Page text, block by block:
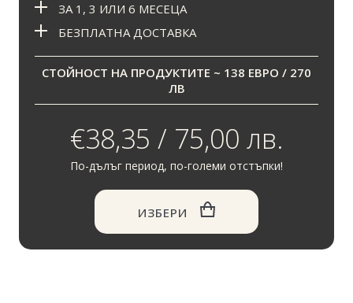
ЗА 1, 3 ИЛИ 6 МЕСЕЦА
БЕЗПЛАТНА ДОСТАВКА
СТОЙНОСТ НА ПРОДУКТИТЕ ~ 138 ЕВРО / 270
ЛВ
€38,35 / 75,00 лв.
По-дълъг период, по-големи отстъпки!
ИЗБЕРИ